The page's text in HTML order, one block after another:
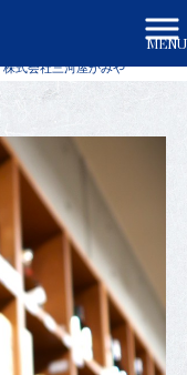
MENU
式会社三河屋かみや